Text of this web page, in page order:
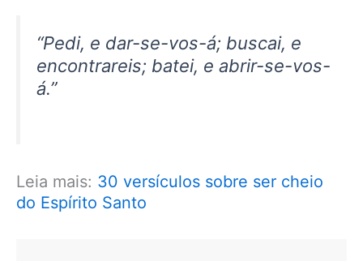
“Pedi, e dar-se-vos-á; buscai, e
encontrareis; batei, e abrir-se-vos-
á.”
Leia mais: 30 versículos sobre ser cheio
do Espírito Santo